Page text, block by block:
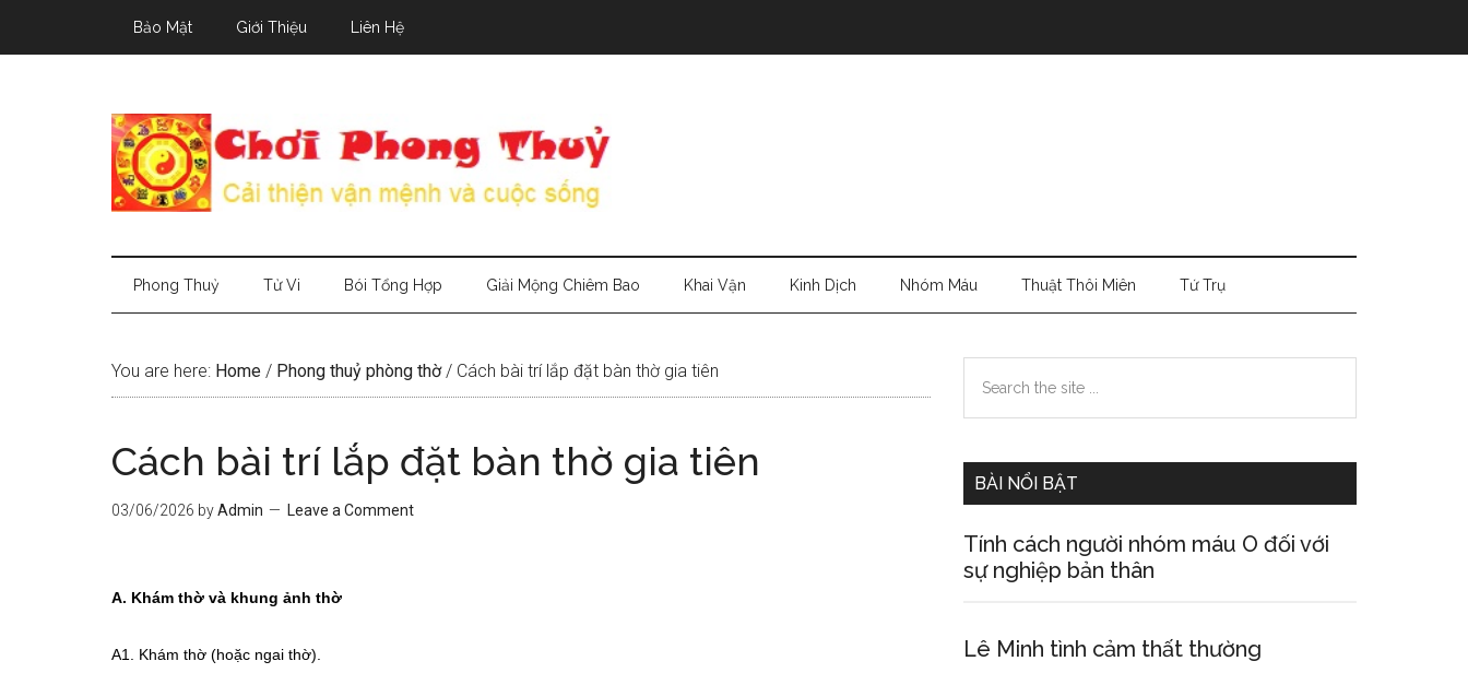
Bảo Mật Giới Thiệu Liên Hệ
Phong Thuỷ Tử Vi Bói Tổng Hợp Giải Mộng Chiêm Bao Khai Vận Kinh Dịch Nhóm Máu Thuật Thôi Miên Tứ Trụ
You are here: Home / Phong thuỷ phòng thờ / Cách bài trí lắp đặt bàn thờ gia tiên
Cách bài trí lắp đặt bàn thờ gia tiên
03/06/2026 byAdmin Leave a Comment
A. Khám thờ và khung ảnh thờ
A1. Khám thờ (hoặc ngai thờ).
Primary
Sidebar
the
BÀI NỔI BẬT
Tính cách người nhóm máu O đối với
sự nghiệp bản thân
Lê Minh tình cảm thất thường